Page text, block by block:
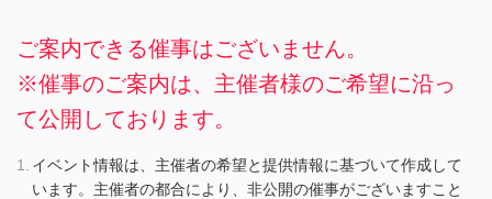
ご案内できる催事はございません。
※催事のご案内は、主催者様のご希望に沿っ
て公開しております。
イベント情報は、主催者の希望と提供情報に基づいて作成して
います。主催者の都合により、非公開の催事がございますこと